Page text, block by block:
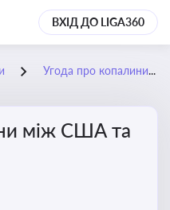
ВХІД ДО LIGA360
Угода про копалини між США та Україною
між США та